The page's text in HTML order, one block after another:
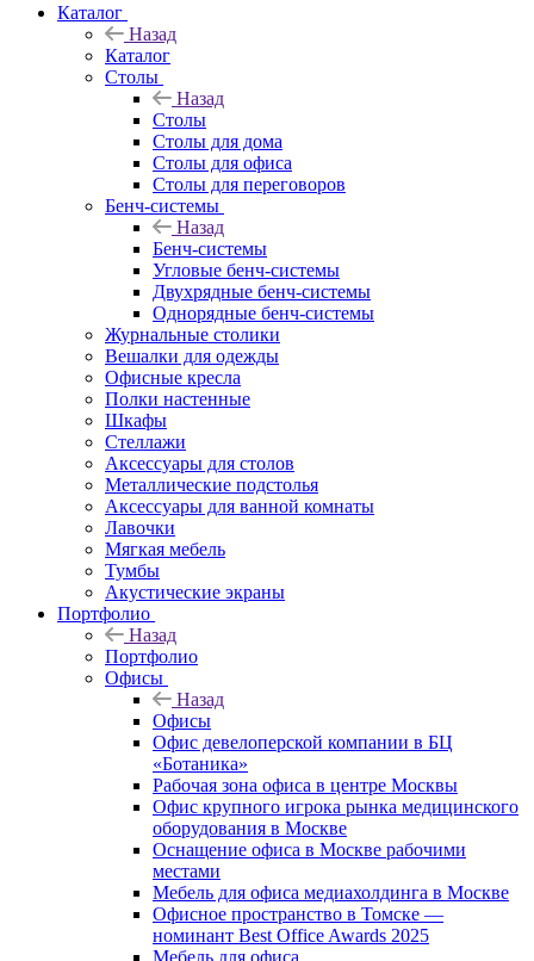
Каталог
Назад
Каталог
Столы
Назад
Столы
Столы для дома
Столы для офиса
Столы для переговоров
Бенч-системы
Назад
Бенч-системы
Угловые бенч-системы
Двухрядные бенч-системы
Однорядные бенч-системы
Журнальные столики
Вешалки для одежды
Офисные кресла
Полки настенные
Шкафы
Стеллажи
Аксессуары для столов
Металлические подстолья
Аксессуары для ванной комнаты
Лавочки
Мягкая мебель
Тумбы
Акустические экраны
Портфолио
Назад
Портфолио
Офисы
Назад
Офисы
Офис девелоперской компании в БЦ
«Ботаника»
Рабочая зона офиса в центре Москвы
Офис крупного игрока рынка медицинского
оборудования в Москве
Оснащение офиса в Москве рабочими
местами
Мебель для офиса медиахолдинга в Москве
Офисное пространство в Томске —
номинант Best Office Awards 2025
Мебель для офиса